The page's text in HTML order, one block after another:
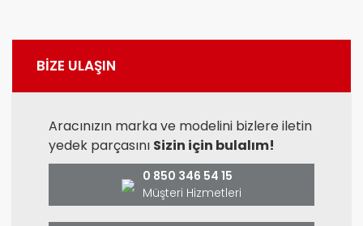
BİZE ULAŞIN
Aracınızın marka ve modelini bizlere iletin
yedek parçasını Sizin için bulalım!
0 850 346 54 15
Müşteri Hizmetleri